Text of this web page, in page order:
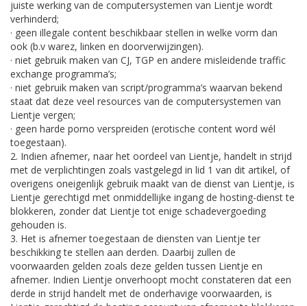
juiste werking van de computersystemen van Lientje wordt
verhinderd;
· geen illegale content beschikbaar stellen in welke vorm dan
ook (b.v warez, linken en doorverwijzingen).
· niet gebruik maken van CJ, TGP en andere misleidende traffic
exchange programma’s;
· niet gebruik maken van script/programma’s waarvan bekend
staat dat deze veel resources van de computersystemen van
Lientje vergen;
· geen harde porno verspreiden (erotische content word wél
toegestaan).
2. Indien afnemer, naar het oordeel van Lientje, handelt in strijd
met de verplichtingen zoals vastgelegd in lid 1 van dit artikel, of
overigens oneigenlijk gebruik maakt van de dienst van Lientje, is
Lientje gerechtigd met onmiddellijke ingang de hosting-dienst te
blokkeren, zonder dat Lientje tot enige schadevergoeding
gehouden is.
3. Het is afnemer toegestaan de diensten van Lientje ter
beschikking te stellen aan derden. Daarbij zullen de
voorwaarden gelden zoals deze gelden tussen Lientje en
afnemer. Indien Lientje onverhoopt mocht constateren dat een
derde in strijd handelt met de onderhavige voorwaarden, is